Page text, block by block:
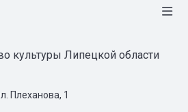
культуры Липецкой области
Плеханова, 1